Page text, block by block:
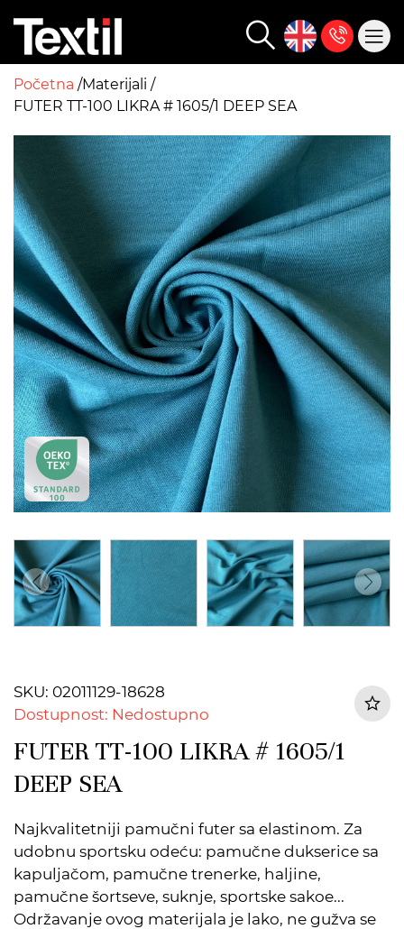
Početna Materijali
FUTER TT-100 LIKRA # 1605/1 DEEP SEA
SKU: 02011129-18628
Dostupnost: Nedostupno
FUTER TT-100 LIKRA # 1605/1
DEEP SEA
Najkvalitetniji pamučni futer sa elastinom. Za
udobnu sportsku odeću: pamučne dukserice sa
kapuljačom, pamučne trenerke, haljine,
pamučne šortseve, suknje, sportske sakoe...
Održavanje ovog materijala je lako, ne gužva se